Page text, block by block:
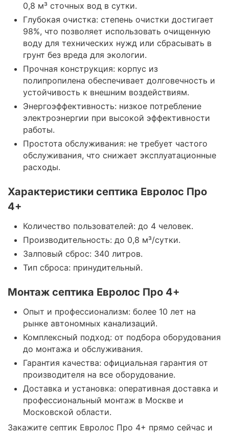
0,8 м³ сточных вод в сутки.
Глубокая очистка: степень очистки достигает
98%, что позволяет использовать очищенную
воду для технических нужд или сбрасывать в
грунт без вреда для экологии.
Прочная конструкция: корпус из
полипропилена обеспечивает долговечность и
устойчивость к внешним воздействиям.
Энергоэффективность: низкое потребление
электроэнергии при высокой эффективности
работы.
Простота обслуживания: не требует частого
обслуживания, что снижает эксплуатационные
расходы.
Характеристики септика Евролос Про
4+
Количество пользователей: до 4 человек.
Производительность: до 0,8 м³/сутки.
Залповый сброс: 340 литров.
Тип сброса: принудительный.
Монтаж септика Евролос Про 4+
Опыт и профессионализм: более 10 лет на
рынке автономных канализаций.
Комплексный подход: от подбора оборудования
до монтажа и обслуживания.
Гарантия качества: официальная гарантия от
производителя на все оборудование.
Доставка и установка: оперативная доставка и
профессиональный монтаж в Москве и
Московской области.
Закажите септик Евролос Про 4+ прямо сейчас и